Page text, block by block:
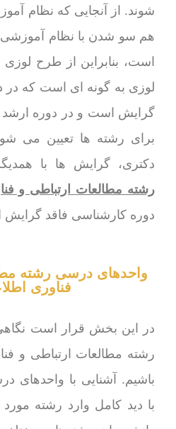
شوند. از آنجایی که نظام
هم سو شدن با نظام
است، بنابراین از طرح
لوزی به گونه ای است که در
گرایش است و در دوره
برای رشته ها تعیین می
دکتری، گرایش ها با
رشته مطالعات ارتباطی و
دوره کارشناسی فاقد
واحدهای درسی رشته
فناوری
در این بخش قرار است
رشته مطالعات ارتباطی و
باشیم. آشنایی با
با دید کامل وارد رشته